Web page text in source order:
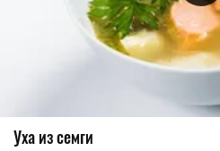
Уха из семги